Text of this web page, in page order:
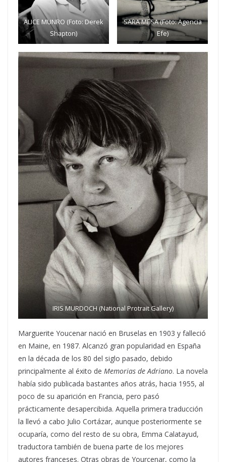
ALICE MUNRO (Foto: Derek
Shapton)
SARA MESA (Foto: Agencia
Efe)
IRIS MURDOCH (National Protrait Gallery)
Marguerite Youcenar nació en Bruselas en 1903 y falleció
en Maine, en 1987. Alcanzó gran popularidad en España
en la década de los 80 del siglo pasado, debido
principalmente al éxito de Memorias de Adriano. La novela
había sido publicada bastantes años atrás, hacia 1955, al
poco de su aparición en Francia, pero pasó
prácticamente desapercibida. Aquella primera traducción
la llevó a cabo Julio Cortázar, aunque posteriormente se
ocuparía, como del resto de su obra, Emma Calatayud,
traductora también de buena parte de los mejores
autores franceses. Otras obras de Yourcenar, como la